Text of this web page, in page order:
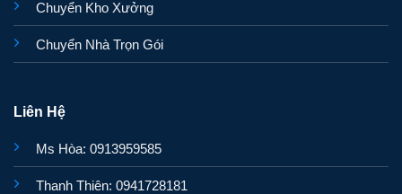
Chuyển Kho Xưởng
Chuyển Nhà Trọn Gói
Liên Hệ
Ms Hòa: 0913959585
Thanh Thiên: 0941728181